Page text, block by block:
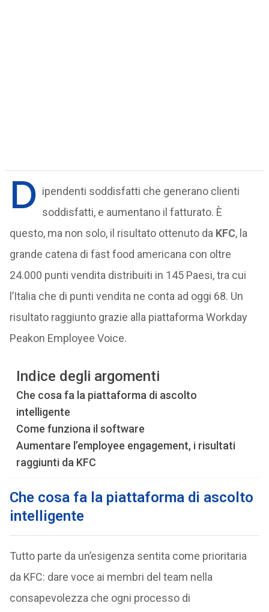
D ipendenti soddisfatti che generano clienti
soddisfatti, e aumentano il fatturato. È
questo, ma non solo, il risultato ottenuto da KFC, la
grande catena di fast food americana con oltre
24.000 punti vendita distribuiti in 145 Paesi, tra cui
l’Italia che di punti vendita ne conta ad oggi 68. Un
risultato raggiunto grazie alla piattaforma Workday
Peakon Employee Voice.
Indice degli argomenti
Che cosa fa la piattaforma di ascolto
intelligente
Come funziona il software
Aumentare l’employee engagement, i risultati
raggiunti da KFC
Che cosa fa la piattaforma di ascolto
intelligente
Tutto parte da un’esigenza sentita come prioritaria
da KFC: dare voce ai membri del team nella
consapevolezza che ogni processo di